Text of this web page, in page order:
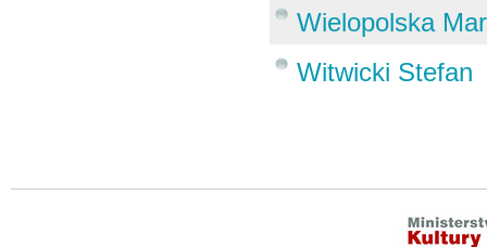
Wielopolska
Witwicki Stefan